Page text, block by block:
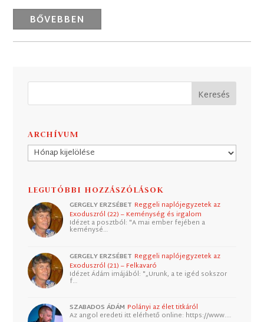
BŐVEBBEN
ARCHÍVUM
Archívum
LEGUTÓBBI HOZZÁSZÓLÁSOK
GERGELY ERZSÉBET Reggeli naplójegyzetek az
Exoduszról (22) – Keménység és irgalom
Idézet a posztból: "A mai ember fejében a
keménysé…
GERGELY ERZSÉBET Reggeli naplójegyzetek az
Exoduszról (21) – Felkavaró
Idézet Ádám imájából: "„Urunk, a te igéd sokszor
f…
SZABADOS ÁDÁM Polányi az élet titkáról
Az angol eredeti itt elérhető online: https://www.…